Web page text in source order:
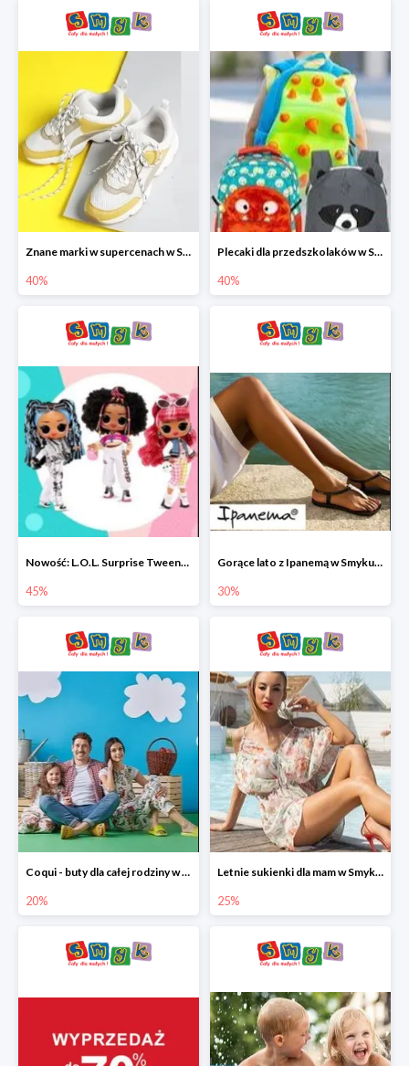
Znane marki w supercenach w Smyku - buty do -40%
40%
Plecaki dla przedszkolaków w Smyku do -40%
40%
Nowość: L.O.L. Surprise Tweens Doll w Smyku do -45%
45%
Gorące lato z Ipanemą w Smyku do -30%
30%
Coqui - buty dla całej rodziny w Smyku do -20%
20%
Letnie sukienki dla mam w Smyku do -25%
25%